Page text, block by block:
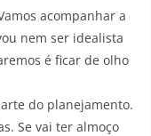
acompanhar a
nem ser idealista
é ficar de olho
do planejamento.
Se vai ter almoço